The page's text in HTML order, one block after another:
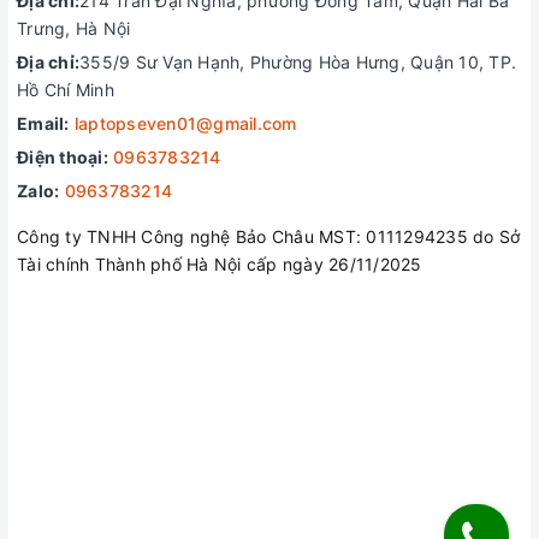
Inspiron 14 5445 là sự lựa chọn tuyệt vời cho những
ai thường xuyên sử dụng máy tính xách tay của mình
để chỉnh sửa tài liệu, lập trình, chơi game, v.v.
Trưng, Hà Nội
Địa chỉ:355/9 Sư Vạn Hạnh, Phường Hòa Hưng, Quận 10, TP.
Hồ Chí Minh
Email: laptopseven01@gmail.com
Điện thoại: 0963783214
Zalo: 0963783214
Công ty TNHH Công nghệ Bảo Châu MST: 0111294235 do Sở
Tài chính Thành phố Hà Nội cấp ngày 26/11/2025